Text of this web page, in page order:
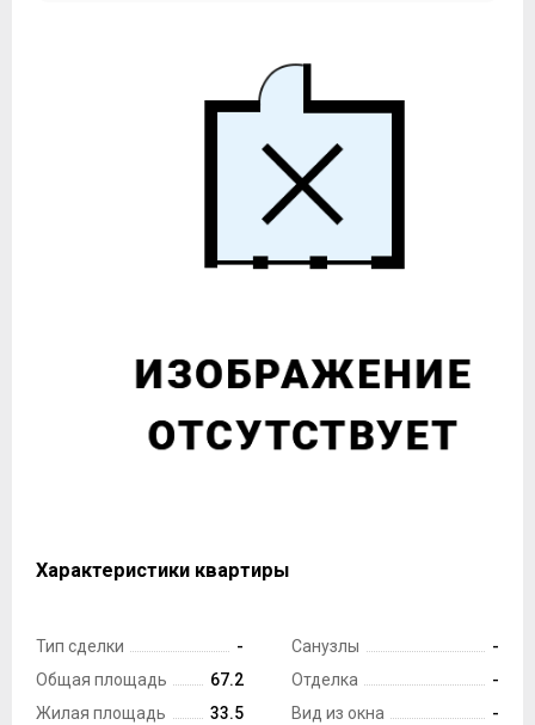
Характеристики квартиры
Тип сделки
-
Общая площадь
67.2
Жилая площадь
33.5
Санузлы
-
Отделка
-
Вид из окна
-